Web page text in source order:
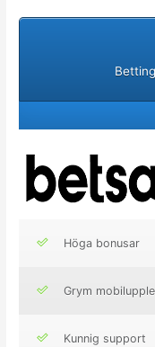
Höga bonusar
Grym
Kunnig support